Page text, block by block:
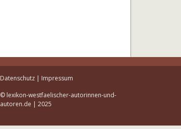
Datenschutz| Impressum
© lexikon-westfaelischer-autorinnen-und-
autoren.de | 2025